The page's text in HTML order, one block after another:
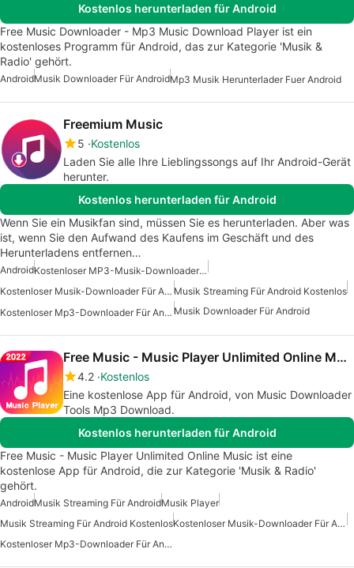
Kostenlos herunterladen für Android
Free Music Downloader - Mp3 Music Download Player ist ein
kostenloses Programm für Android, das zur Kategorie 'Musik &
Radio' gehört.
AndroidMusik Downloader Für AndroidMp3 Musik Herunterlader Fuer Android
Freemium Music
5 Kostenlos
Laden Sie alle Ihre Lieblingssongs auf Ihr Android-Gerät
herunter.
Kostenlos herunterladen für Android
Wenn Sie ein Musikfan sind, müssen Sie es herunterladen. Aber was
ist, wenn Sie den Aufwand des Kaufens im Geschäft und des
Herunterladens entfernen…
Android
Kostenloser MP3-Musik-Downloader Für Android
Kostenloser Musik-Downloader Für Android Musik Streaming Für Android Kostenlos
Kostenloser Mp3-Downloader Für Android Musik Downloader Für Android
Free Music - Music Player Unlimited Online Music
4.2 Kostenlos
Eine kostenlose App für Android, von Music Downloader
Tools Mp3 Download.
Kostenlos herunterladen für Android
Free Music - Music Player Unlimited Online Music ist eine
kostenlose App für Android, die zur Kategorie 'Musik & Radio'
gehört.
AndroidMusik Streaming Für AndroidMusik Player
Musik Streaming Für Android Kostenlos
Kostenloser Musik-Downloader Für Android
Kostenloser Mp3-Downloader Für Android